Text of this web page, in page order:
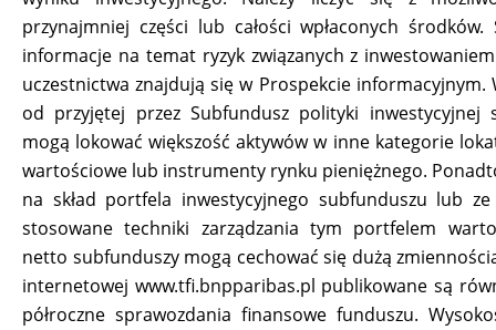
przynajmniej części lub całości wpłaconych środków.
informacje na temat ryzyk związanych z
uczestnictwa znajdują się w Prospekcie informacyjnym.
od przyjętej przez Subfundusz polityki inwestycyjnej
mogą lokować większość aktywów w inne kategorie
wartościowe lub instrumenty rynku pieniężnego.
na skład portfela inwestycyjnego subfunduszu lub
stosowane techniki zarządzania tym portfelem
netto subfunduszy mogą cechować się dużą
internetowej www.tfi.bnpparibas.pl publikowane są
półroczne sprawozdania finansowe funduszu.